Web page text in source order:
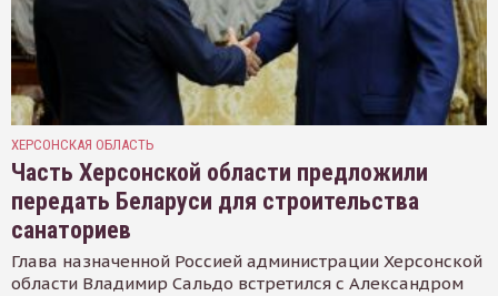
ХЕРСОНСКАЯ ОБЛАСТЬ
Часть Херсонской области предложили
передать Беларуси для строительства
санаториев
Глава назначенной Россией администрации Херсонской
области Владимир Сальдо встретился с Александром